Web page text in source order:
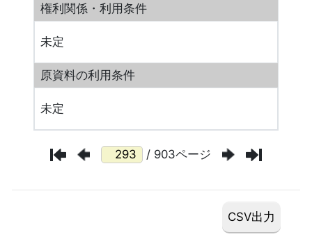
権利関係・利用条件
未定
原資料の利用条件
未定
/ 903ページ